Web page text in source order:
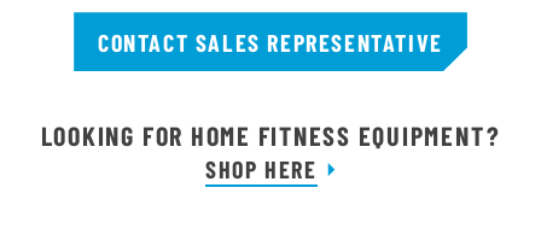
CONTACT SALES REPRESENTATIVE
LOOKING FOR HOME FITNESS EQUIPMENT?
SHOP HERE